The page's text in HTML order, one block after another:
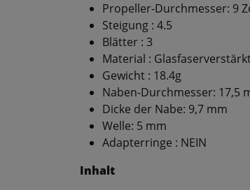
Propeller-Durchmesser: 9
Steigung : 4.5
Blätter : 3
Material :
Gewicht : 18.4g
Naben-Durchmesser: 17,5
Dicke der Nabe: 9,7 mm
Welle: 5 mm
Adapterringe : NEIN
Inhalt